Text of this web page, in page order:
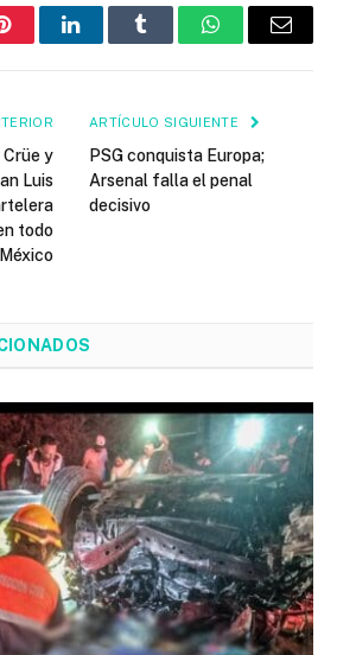
PinterestLinkedInTumblr WhatsAppEmail
y
Luis
todo
México
ARTÍCULO SIGUIENTE
PSG conquista Europa;
Arsenal falla el penal
decisivo